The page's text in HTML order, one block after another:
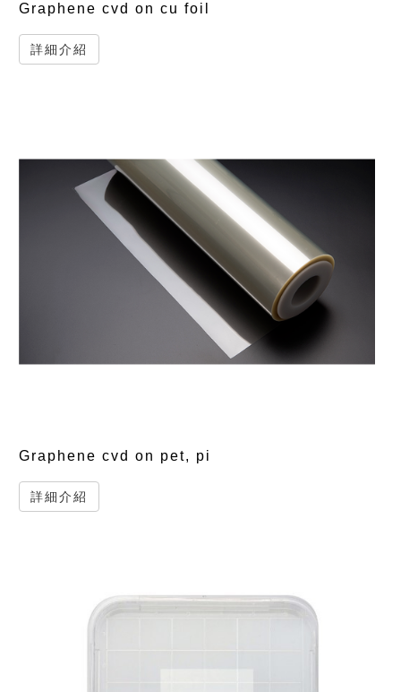
Graphene cvd on cu foil
詳細介紹
Graphene cvd on pet, pi
詳細介紹